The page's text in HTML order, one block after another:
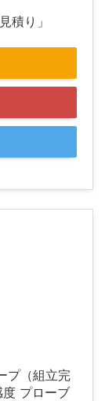
積り」
プ（組立完
プローブ